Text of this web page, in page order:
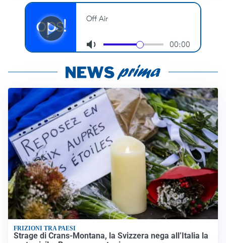
FRIZIONI TRA PAESI
Strage di Crans-Montana, la Svizzera nega all’Italia la